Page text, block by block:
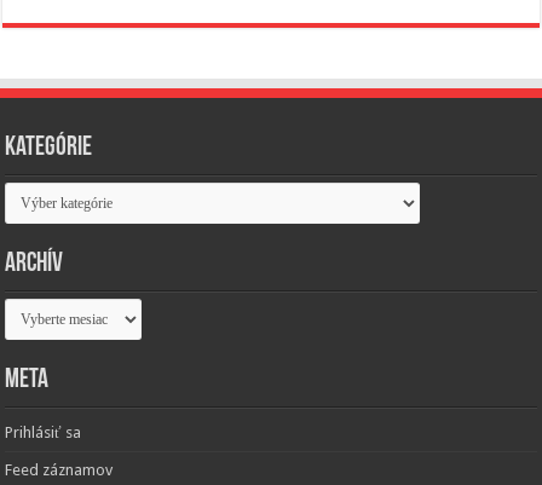
Kategórie
Kategórie
Archív
Archív
Meta
Prihlásiť sa
Feed záznamov